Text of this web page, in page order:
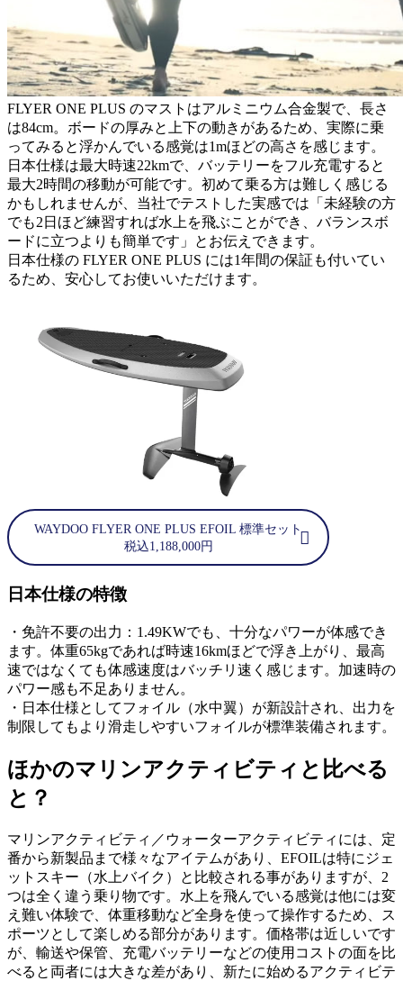
FLYER ONE PLUS のマストはアルミニウム合金製で、長さ
は84cm。ボードの厚みと上下の動きがあるため、実際に乗
ってみると浮かんでいる感覚は1mほどの高さを感じます。
日本仕様は最大時速22kmで、バッテリーをフル充電すると
最大2時間の移動が可能です。初めて乗る方は難しく感じる
かもしれませんが、当社でテストした実感では「未経験の方
でも2日ほど練習すれば水上を飛ぶことができ、バランスボ
ードに立つよりも簡単です」とお伝えできます。
日本仕様の FLYER ONE PLUS には1年間の保証も付いてい
るため、安心してお使いいただけます。
WAYDOO FLYER ONE PLUS EFOIL 標準セット
税込1,188,000円
日本仕様の特徴
・免許不要の出力：1.49KWでも、十分なパワーが体感でき
ます。体重65kgであれば時速16kmほどで浮き上がり、最高
速ではなくても体感速度はバッチリ速く感じます。加速時の
パワー感も不足ありません。
・日本仕様としてフォイル（水中翼）が新設計され、出力を
制限してもより滑走しやすいフォイルが標準装備されます。
ほかのマリンアクティビティと比べる
と？
マリンアクティビティ／ウォーターアクティビティには、定
番から新製品まで様々なアイテムがあり、EFOILは特にジェ
ットスキー（水上バイク）と比較される事がありますが、2
つは全く違う乗り物です。水上を飛んでいる感覚は他には変
え難い体験で、体重移動など全身を使って操作するため、ス
ポーツとして楽しめる部分があります。価格帯は近しいです
が、輸送や保管、充電バッテリーなどの使用コストの面を比
べると両者には大きな差があり、新たに始めるアクティビテ